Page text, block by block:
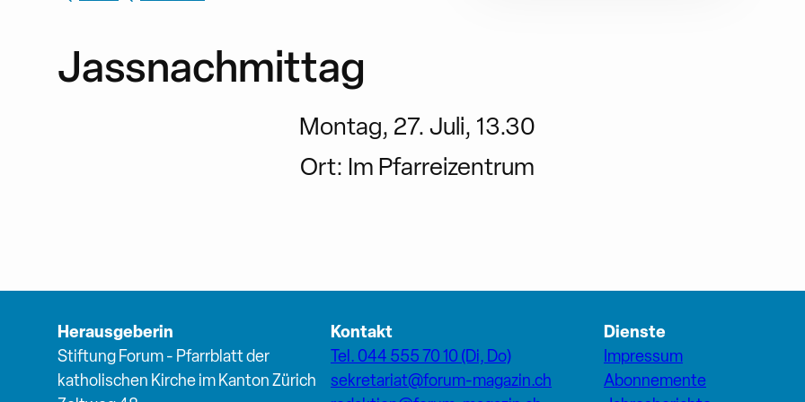
Jassnachmittag
Montag, 27. Juli, 13.30
Ort: Im Pfarreizentrum
Herausgeberin
Stiftung Forum - Pfarrblatt der
katholischen Kirche im Kanton Zürich
Kontakt
Tel. 044 555 70 10 (Di, Do)
sekretariat@forum-magazin.ch
Dienste
Impressum
Abonnemente